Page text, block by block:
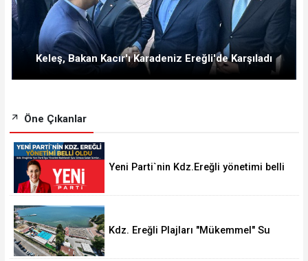
Keleş, Bakan Kacır'ı Karadeniz Ereğli'de Karşıladı
Öne Çıkanlar
Yeni Parti`nin Kdz.Ereğli yönetimi belli
Kdz. Ereğli Plajları "Mükemmel" Su